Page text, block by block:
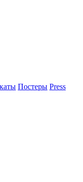
Постеры Press